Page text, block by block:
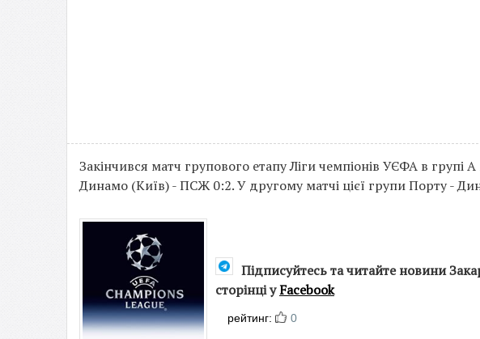
Закінчився матч групового етапу Ліги чемпіонів УЄФА в
Динамо (Київ) - ПСЖ 0:2. У другому матчі цієї групи Порту -
Підписуйтесь та читайте новини
сторінці уFacebook
рейтинг: 0